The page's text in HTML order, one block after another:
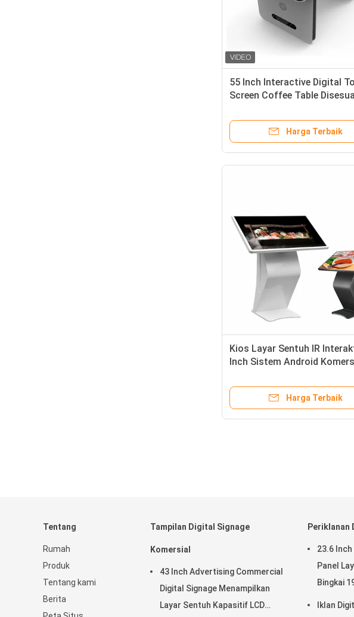
55 Inch Interactive Digital
Screen Coffee Table
Harga Terbaik
Kios Layar Sentuh IR
Inch Sistem Android
Harga Terbaik
Tentang
Rumah
Produk
Tentang kami
Berita
Tampilan Digital Signage
Komersial
43 Inch Advertising Commercial
Digital Signage Menampilkan
Layar Sentuh Kapasitif LCD
Periklanan
23.6 Inch
Panel
Bingkai
Iklan